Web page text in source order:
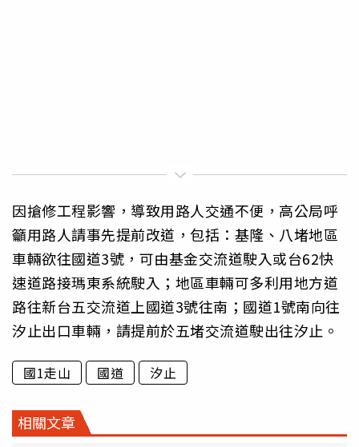
因搶修工程影響，導致用路人交通不便，高公局呼
籲用路人請事先提前改道，包括：基隆、八堵地區
車輛欲往國道3號，可由基金交流道駛入或台62快
速道路接瑪東系統駛入；地區車輛可多利用地方道
路往新台五交流道上國道3號往南；國道1號南向往
汐止出口車輛，請提前於五堵交流道駛出往汐止。
國1走山 國道 汐止
相關文章